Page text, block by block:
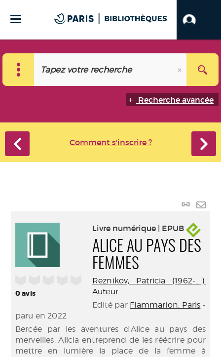
Recherche avancée
Comment s'inscrire ?
Lien
0avis
Livre numérique | EPUB
ALICE AU PAYS DES
FEMMES
Reznikov, Patricia (1962-....).
Auteur
Edité par Flammarion. Paris -
paru en 2022
Bercée par les aventures d'Alice au pays des
merveilles, Alicia entreprend de les réécrire pour
mettre en lumière la place de la femme à